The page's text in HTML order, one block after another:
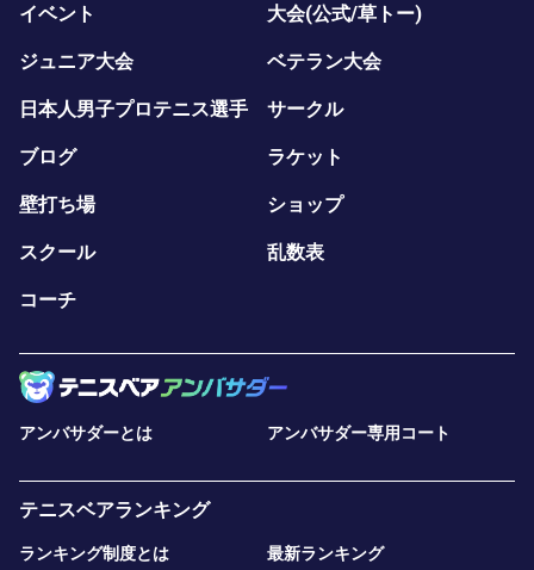
イベント 大会(公式/草トー)
ジュニア大会 ベテラン大会
日本人男子プロテニス選手 サークル
ブログ ラケット
壁打ち場 ショップ
スクール 乱数表
コーチ
アンバサダーとは アンバサダー専用コート
テニスベアランキング
ランキング制度とは 最新ランキング